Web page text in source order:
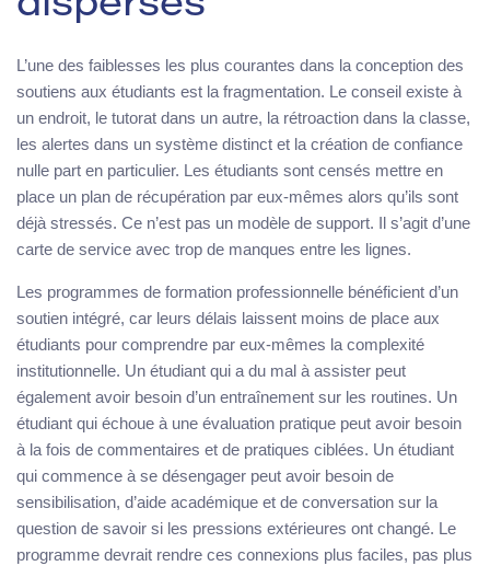
L’une des faiblesses les plus courantes dans la conception des
soutiens aux étudiants est la fragmentation. Le conseil existe à
un endroit, le tutorat dans un autre, la rétroaction dans la classe,
les alertes dans un système distinct et la création de confiance
nulle part en particulier. Les étudiants sont censés mettre en
place un plan de récupération par eux-mêmes alors qu’ils sont
déjà stressés. Ce n’est pas un modèle de support. Il s’agit d’une
carte de service avec trop de manques entre les lignes.
Les programmes de formation professionnelle bénéficient d’un
soutien intégré, car leurs délais laissent moins de place aux
étudiants pour comprendre par eux-mêmes la complexité
institutionnelle. Un étudiant qui a du mal à assister peut
également avoir besoin d’un entraînement sur les routines. Un
étudiant qui échoue à une évaluation pratique peut avoir besoin
à la fois de commentaires et de pratiques ciblées. Un étudiant
qui commence à se désengager peut avoir besoin de
sensibilisation, d’aide académique et de conversation sur la
question de savoir si les pressions extérieures ont changé. Le
programme devrait rendre ces connexions plus faciles, pas plus